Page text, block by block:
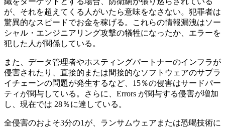
が、それを超えてくる人がいたら意味をなさない。犯罪者は
驚異的なスピードでお金を稼げる。これらの情報漏洩はソー
シャル・エンジニアリング攻撃の犠牲になったか、エラーを
犯した人が関係している。
また、データ管理者やホスティングパートナーのインフラが
侵害されたり、直接的または間接的なソフトウェアのサプラ
イチェーンの問題が発生するなど、15％の侵害はサードパー
ティが関与している。さらに、Errors が関与する侵害が増加
し、現在では 28％に達している。
全侵害のおよそ3分の1が、ランサムウェアまたは恐喝技術に